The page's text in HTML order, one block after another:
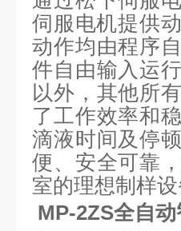
伺服电机提供
动作均由程序
件自由输入运
以外，其他所
了工作效率和
滴液时间及停
便、安全可靠
室的理想制样设
MP-2ZS全自